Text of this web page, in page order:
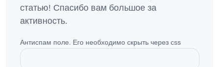
статью! Спасибо вам большое за
активность.
Антиспам поле. Его необходимо скрыть через css